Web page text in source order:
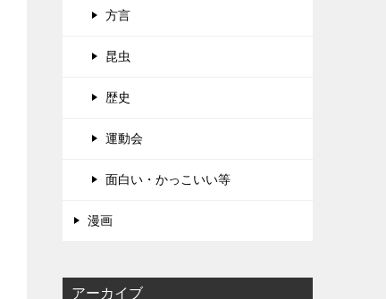
方言
昆虫
歴史
運動会
面白い・かっこいい等
漫画
アーカイブ